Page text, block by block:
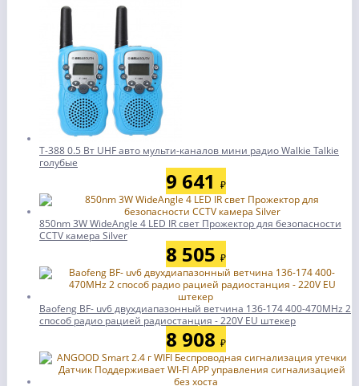
T-388 0.5 Вт UHF авто мульти-каналов мини радио Walkie Talkie
голубые
9 641 ₽
850nm 3W WideAngle 4 LED IR свет Прожектор для безопасности
CCTV камера Silver
8 505 ₽
Baofeng BF- uv6 двухдиапазонный ветчина 136-174 400-470MHz 2
способ радио рацией радиостанция - 220V EU штекер
8 908 ₽